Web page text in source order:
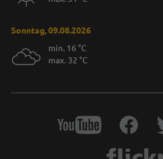
Sonntag, 09.08.2026
min. 16 °C
max. 32 °C